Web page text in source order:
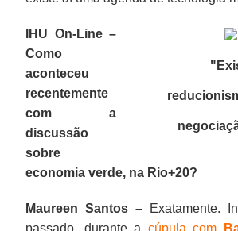
IHU On-Line –
Como
aconteceu
recentemente
com a
discussão
sobre
economia verde, na Rio+20?
Maureen Santos – Exatamente.
passado, durante a cúpula com